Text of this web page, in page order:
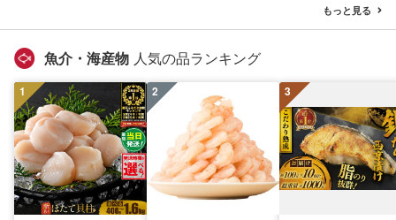
お弁当 hannba-gu ラン
手県 盛岡市 東北 岩手 盛
もっと見る
魚介・海産物 人気の品ランキング
1 2 3